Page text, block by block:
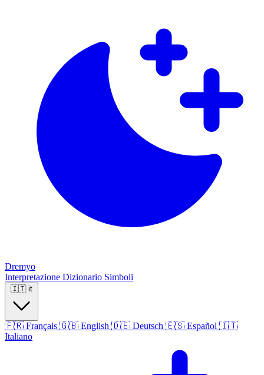
Dremyo
Interpretazione Dizionario Simboli
🇮🇹 it
🇫🇷 Français 🇬🇧 English 🇩🇪 Deutsch 🇪🇸 Español 🇮🇹
Italiano